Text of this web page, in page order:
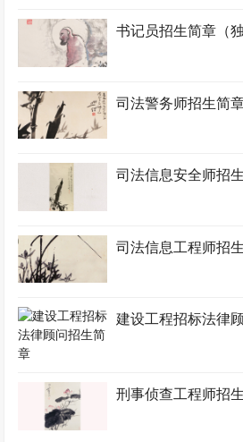
书记员招生简章（独
司法警务师招生简
司法信息安全师招
司法信息工程师招
建设工程招标法律
刑事侦查工程师招